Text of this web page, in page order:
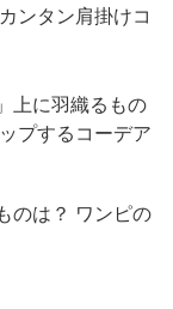
ンタン肩掛けコ
上に羽織るもの
プするコーデア
のは？ ワンピの